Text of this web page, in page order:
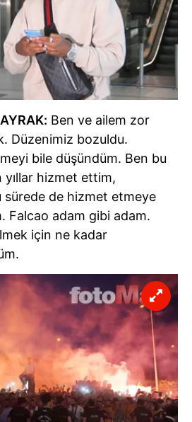
Ben ve ailem zor
Düzenimiz bozuldu.
bile düşündüm. Ben bu
hizmet ettim,
sürede de hizmet etmeye
Falcao adam gibi adam.
için ne kadar